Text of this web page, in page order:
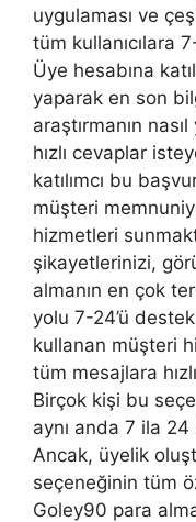
uygulaması ve
tüm kullanıcılara
Üye hesabına
yaparak en son
araştırmanın
hızlı cevaplar
katılımcı bu
müşteri
hizmetleri
şikayetlerinizi,
almanın en çok
yolu 7-24’ü
kullanan müşteri
tüm mesajlara
Birçok kişi bu
aynı anda 7 ila
Ancak, üyelik
seçeneğinin tüm
Goley90 para